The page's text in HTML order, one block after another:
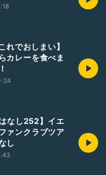
でおしまい】
カレーを食べま
なし252】イエ
ァンクラブツア
し